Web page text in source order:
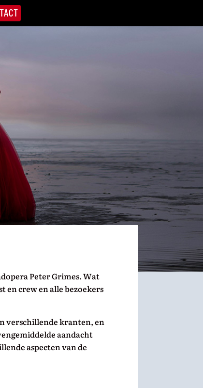
Peter Grimes. Wat
en crew en alle bezoekers
verschillende kranten, en
aandacht
aspecten van de